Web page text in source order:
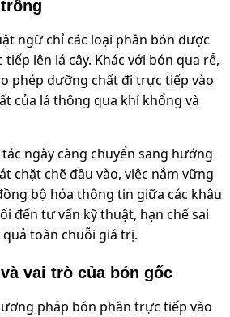
ngữ chỉ các loại phân bón được
lên lá cây. Khác với bón qua rễ,
phép dưỡng chất đi trực tiếp vào
của lá thông qua khí khổng và
ngày càng chuyển sang hướng
chặt chẽ đầu vào, việc nắm vững
bộ hóa thông tin giữa các khâu
đến tư vấn kỹ thuật, hạn chế sai
toàn chuỗi giá trị.
vai trò của bón gốc
pháp bón phân trực tiếp vào